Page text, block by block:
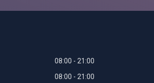
08:00
21:00
08:00
21:00